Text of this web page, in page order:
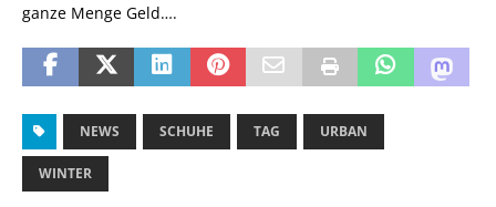
ganze Menge Geld….
NEWS SCHUHE TAG URBAN
WINTER